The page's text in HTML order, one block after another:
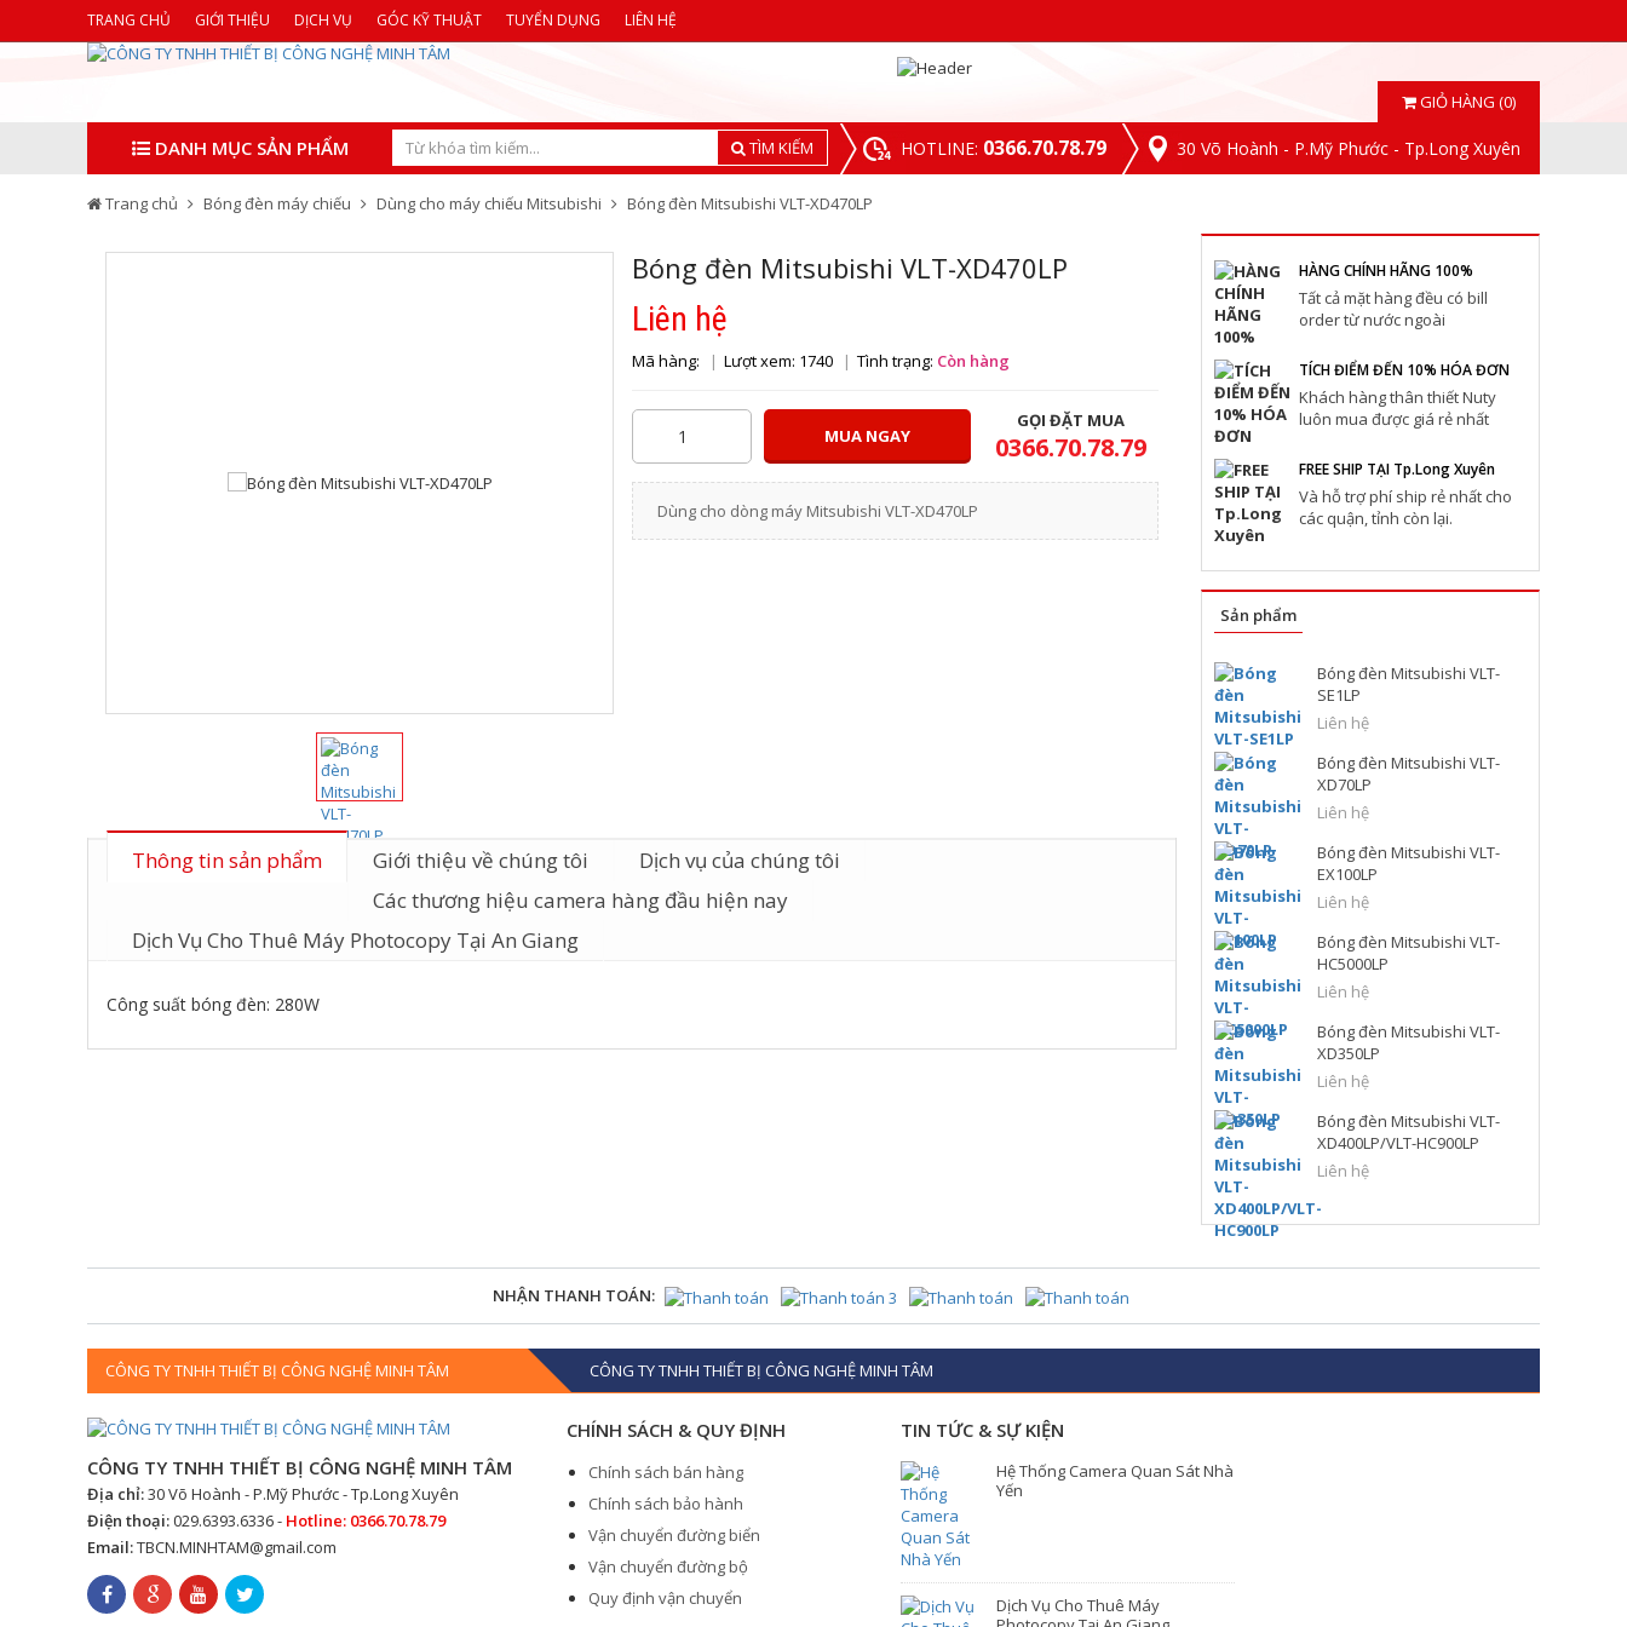
TRANG CHỦ GIỚI THIỆU DỊCH VỤ GÓC KỸ THUẬT TUYỂN DỤNG LIÊN HỆ
GIỎ HÀNG (0)
DANH MỤC SẢN PHẨM TÌM KIẾM HOTLINE: 0366.70.78.79 30 Võ Hoành - P.Mỹ Phước - Tp.Long Xuyên
Trang chủ Bóng đèn máy chiếu Dùng cho máy chiếu Mitsubishi Bóng đèn Mitsubishi VLT-XD470LP
Bóng đèn Mitsubishi VLT-XD470LP
Liên hệ
Mã hàng: Lượt xem: 1740 Tình trạng: Còn hàng
MUA NGAY
GỌI ĐẶT MUA
0366.70.78.79
Dùng cho dòng máy Mitsubishi VLT-XD470LP
Thông tin sản phẩm Giới thiệu về chúng tôi
Dịch vụ của chúng tôi
Các thương hiệu camera hàng đầu hiện nay
Dịch Vụ Cho Thuê Máy Photocopy Tại An Giang
Công suất bóng đèn: 280W
HÀNG CHÍNH HÃNG 100%
Tất cả mặt hàng đều có bill
order từ nước ngoài
TÍCH ĐIỂM ĐẾN 10% HÓA ĐƠN
Khách hàng thân thiết Nuty
luôn mua được giá rẻ nhất
FREE SHIP TẠI Tp.Long Xuyên
Và hỗ trợ phí ship rẻ nhất cho
các quận, tỉnh còn lại.
Sản phẩm
Bóng đèn Mitsubishi VLT-
SE1LP
Liên hệ
Bóng đèn Mitsubishi VLT-
XD70LP
Liên hệ
Bóng đèn Mitsubishi VLT-
EX100LP
Liên hệ
Bóng đèn Mitsubishi VLT-
HC5000LP
Liên hệ
Bóng đèn Mitsubishi VLT-
XD350LP
Liên hệ
Bóng đèn Mitsubishi VLT-
XD400LP/VLT-HC900LP
Liên hệ
NHẬN THANH TOÁN:
CÔNG TY TNHH THIẾT BỊ CÔNG NGHỆ MINH TÂM CÔNG TY TNHH THIẾT BỊ CÔNG NGHỆ MINH TÂM
CÔNG TY TNHH THIẾT BỊ CÔNG NGHỆ MINH TÂM
Địa chỉ:30 Võ Hoành - P.Mỹ Phước - Tp.Long Xuyên
Điện thoại:029.6393.6336 - Hotline: 0366.70.78.79
Email:TBCN.MINHTAM@gmail.com
CHÍNH SÁCH & QUY ĐỊNH
Chính sách bán hàng
Chính sách bảo hành
Vận chuyển đường biển
Vận chuyển đường bộ
Quy định vận chuyển
TIN TỨC & SỰ KIỆN
Hệ Thống Camera Quan Sát Nhà
Yến
Dịch Vụ Cho Thuê Máy